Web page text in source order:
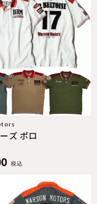
ズ ポロ
税込